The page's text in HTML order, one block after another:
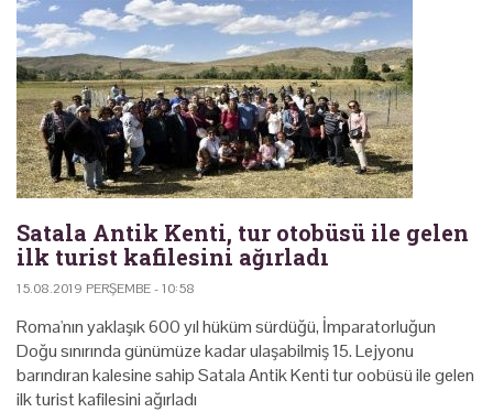
Satala Antik Kenti, tur otobüsü ile gelen
ilk turist kafilesini ağırladı
15.08.2019 PERŞEMBE - 10:58
Roma'nın yaklaşık 600 yıl hüküm sürdüğü, İmparatorluğun
Doğu sınırında günümüze kadar ulaşabilmiş 15. Lejyonu
barındıran kalesine sahip Satala Antik Kenti tur oobüsü ile gelen
ilk turist kafilesini ağırladı